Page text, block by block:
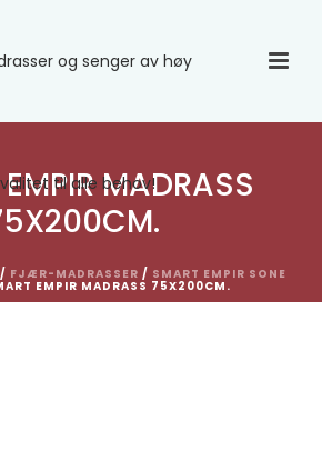
MADRASS
/ FJÆR-MADRASSER / SMART EMPIR SONE
EMPIR MADRASS 75X200CM.